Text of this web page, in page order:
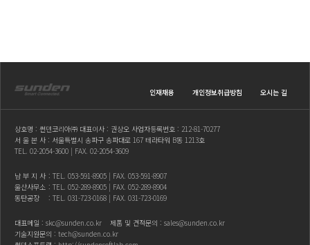
인재채용 개인정보취급방침 오시는 길
상호명 : 썬덴코리아㈜ 대표이사 : 권상오 사업자등록번호 : 212-81-70277
서 울 본 사 : 서울특별시 송파구 송파대로 167 테라타워 B동 1213호
TEL. 02-2054-3600 | FAX. 02-2054-3609
남 부 지 사 : TEL. 053-591-8905 | FAX. 053-591-8907
울산사무소 : TEL. 052-289-8905 | FAX. 052-289-8904
동탄공장
: TEL. 031-723-0168 | FAX. 031-723-0169
대표메일 : skc@sunden.co.kr 제품 및 견적문의 : sales@sunden.co.kr
기술지원문의 : tech@sunden.co.kr